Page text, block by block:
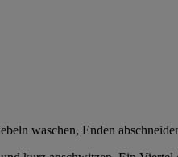
waschen, Enden